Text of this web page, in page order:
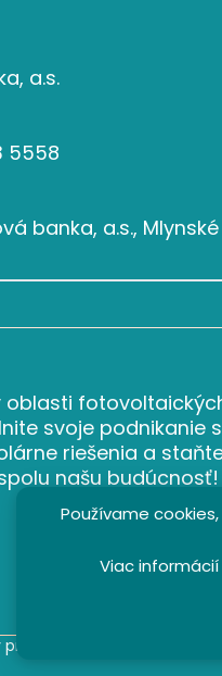
Používame
Viac
a.s.
5558
banka, a.s., Mlynské
svoje podnikanie
riešenia a
našu budúcnosť!
vyhradené.